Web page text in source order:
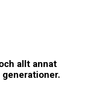
allt annat
generationer.